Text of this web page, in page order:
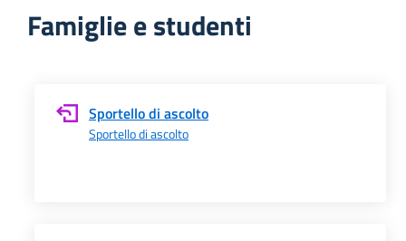
Famiglie e studenti
Sportello di ascolto
Sportello di ascolto